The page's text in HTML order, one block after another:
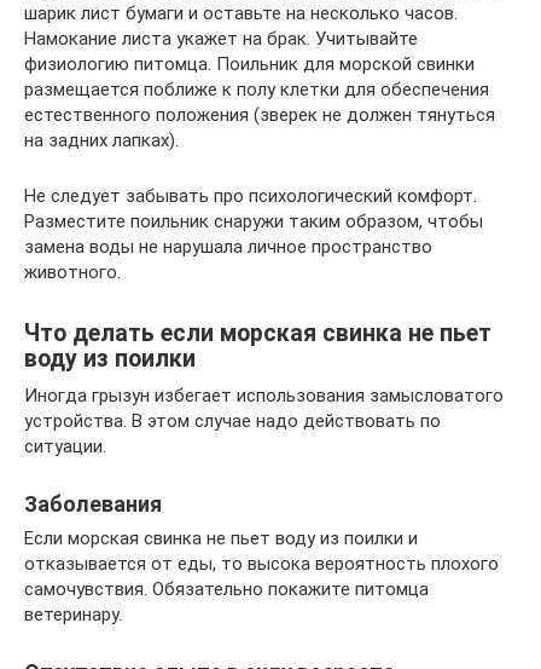
шарик лист бумаги и оставьте на несколько часов.
Намокание листа укажет на брак. Учитывайте
физиологию питомца. Поильник для морской свинки
размещается поближе к полу клетки для обеспечения
естественного положения (зверек не должен тянуться
на задних лапках).
Не следует забывать про психологический комфорт.
Разместите поильник снаружи таким образом, чтобы
замена воды не нарушала личное пространство
животного.
Что делать если морская свинка не пьет
воду из поилки
Иногда грызун избегает использования замысловатого
устройства. В этом случае надо действовать по
ситуации.
Заболевания
Если морская свинка не пьет воду из поилки и
отказывается от еды, то высока вероятность плохого
самочувствия. Обязательно покажите питомца
ветеринару.